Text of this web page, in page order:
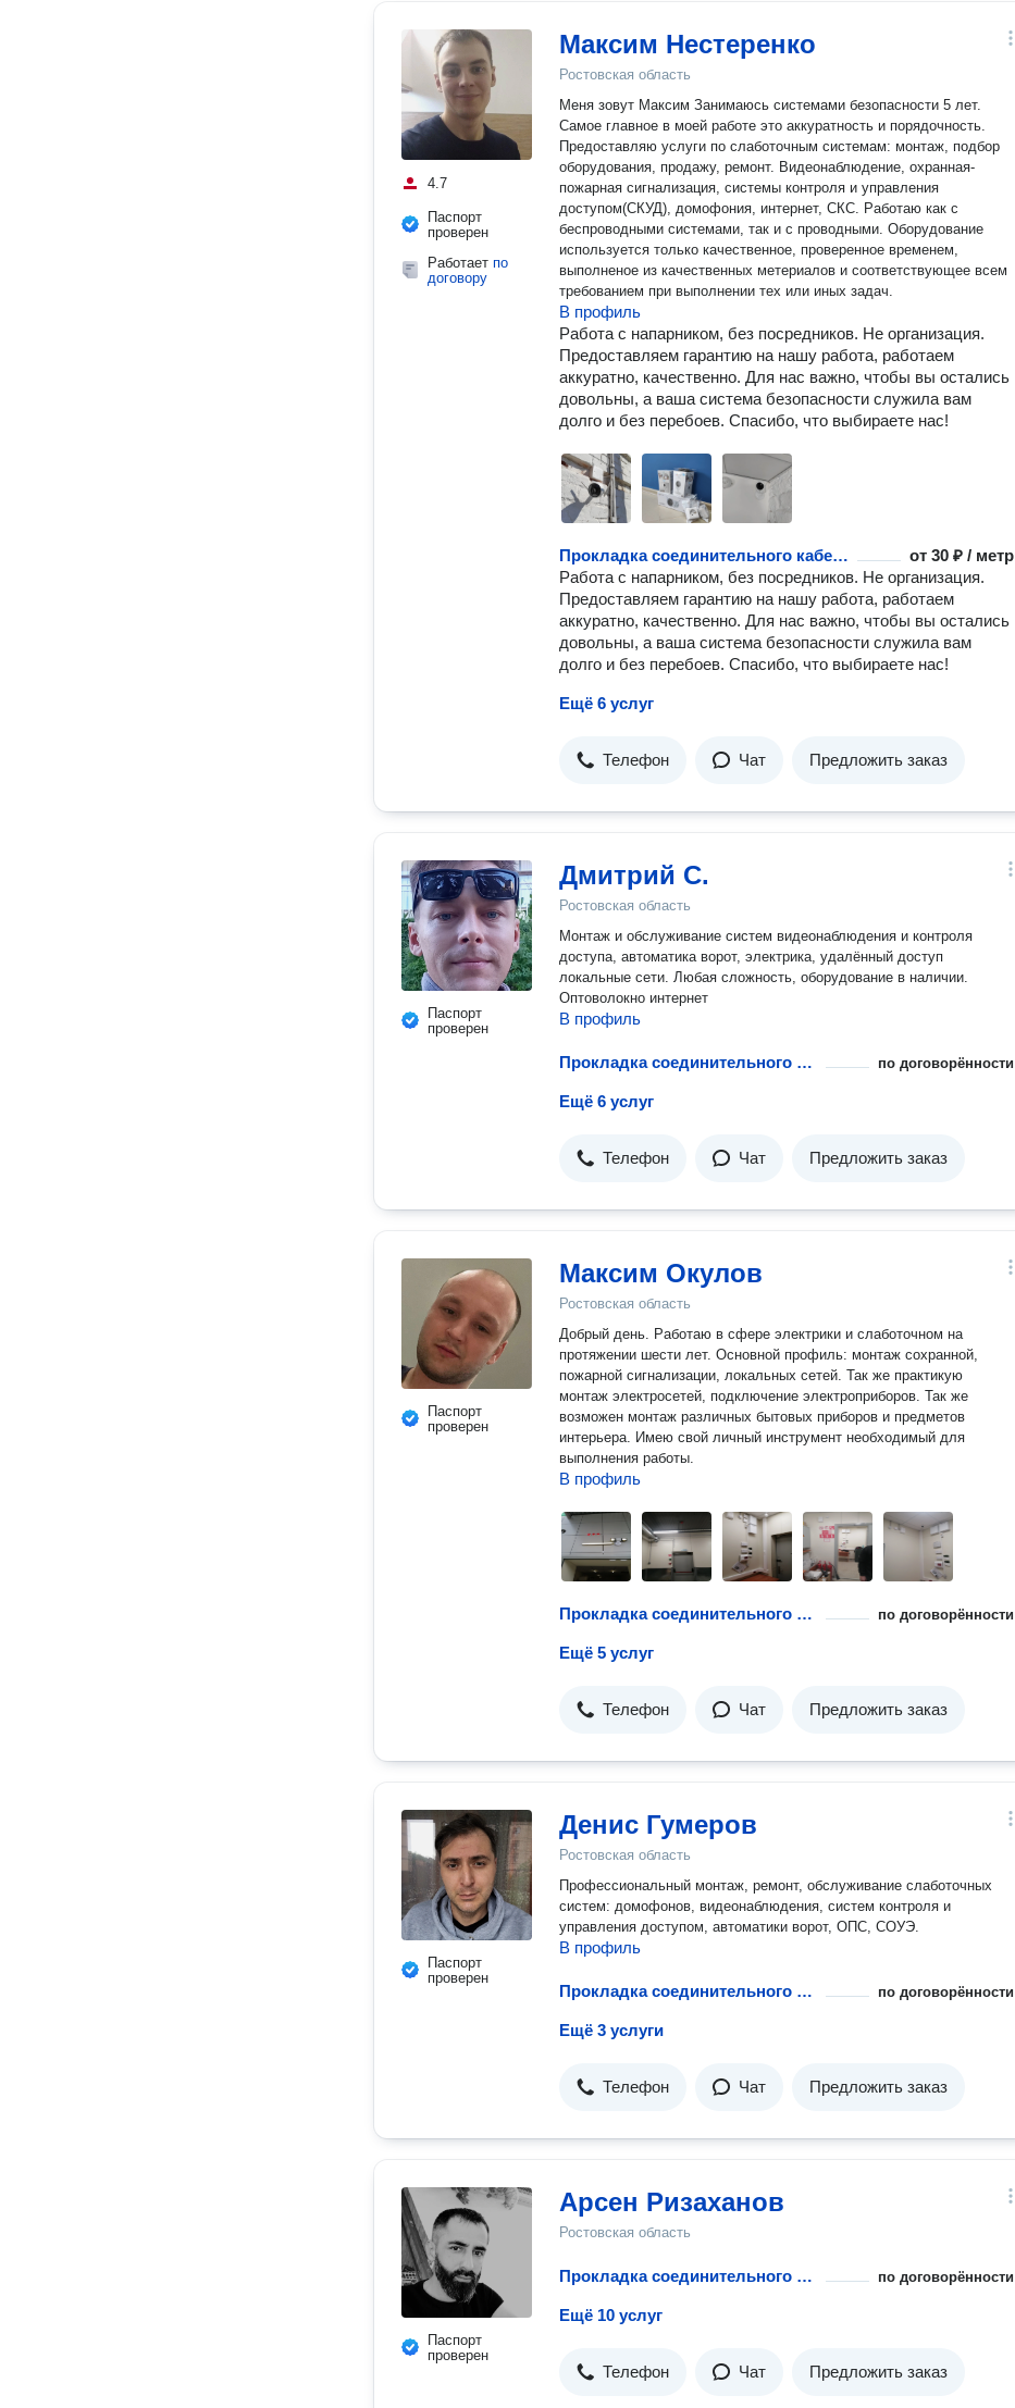
4.7
Паспорт
проверен
Работает по
договору
Максим Нестеренко
Ростовская область
Меня зовут Максим Занимаюсь системами безопасности 5 лет.
Самое главное в моей работе это аккуратность и порядочность.
Предоставляю услуги по слаботочным системам: монтаж, подбор
оборудования, продажу, ремонт. Видеонаблюдение, охранная-
пожарная сигнализация, системы контроля и управления
доступом(СКУД), домофония, интернет, СКС. Работаю как с
беспроводными системами, так и с проводными. Оборудование
используется только качественное, проверенное временем,
выполненое из качественных метериалов и соответствующее всем
требованием при выполнении тех или иных задач.
В профиль
Работа с напарником, без посредников. Не организация.
Предоставляем гарантию на нашу работа, работаем
аккуратно, качественно. Для нас важно, чтобы вы остались
довольны, а ваша система безопасности служила вам
долго и без перебоев. Спасибо, что выбираете нас!
Прокладка соединительного кабеля от30 ₽ / метр
Работа с напарником, без посредников. Не организация.
Предоставляем гарантию на нашу работа, работаем
аккуратно, качественно. Для нас важно, чтобы вы остались
довольны, а ваша система безопасности служила вам
долго и без перебоев. Спасибо, что выбираете нас!
Ещё 6 услуг
Телефон Чат Предложить заказ
Паспорт
проверен
Дмитрий С.
Ростовская область
Монтаж и обслуживание систем видеонаблюдения и контроля
доступа, автоматика ворот, электрика, удалённый доступ
локальные сети. Любая сложность, оборудование в наличии.
Оптоволокно интернет
В профиль
Прокладка соединительного кабеля по договорённости
Ещё 6 услуг
Телефон Чат Предложить заказ
Паспорт
проверен
Максим Окулов
Ростовская область
Добрый день. Работаю в сфере электрики и слаботочном на
протяжении шести лет. Основной профиль: монтаж сохранной,
пожарной сигнализации, локальных сетей. Так же практикую
монтаж электросетей, подключение электроприборов. Так же
возможен монтаж различных бытовых приборов и предметов
интерьера. Имею свой личный инструмент необходимый для
выполнения работы.
В профиль
Прокладка соединительного кабеля по договорённости
Ещё 5 услуг
Телефон Чат Предложить заказ
Паспорт
проверен
Денис Гумеров
Ростовская область
Профессиональный монтаж, ремонт, обслуживание слаботочных
систем: домофонов, видеонаблюдения, систем контроля и
управления доступом, автоматики ворот, ОПС, СОУЭ.
В профиль
Прокладка соединительного кабеля по договорённости
Ещё 3 услуги
Телефон Чат Предложить заказ
Паспорт
проверен
Арсен Ризаханов
Ростовская область
Прокладка соединительного кабеля по договорённости
Ещё 10 услуг
Телефон Чат Предложить заказ